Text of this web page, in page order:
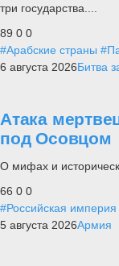
три государства....
89 0 0
#Арабские страны
6 августа 2026Битва
Атака
под Осовцом
О мифах и
66 0 0
#Российская империя
5 августа 2026Армия